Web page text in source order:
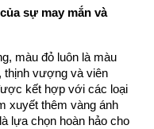
sự may mắn và
màu đỏ luôn là màu
vượng và viên
kết hợp với các loại
xuyết thêm vàng ánh
lựa chọn hoàn hảo cho